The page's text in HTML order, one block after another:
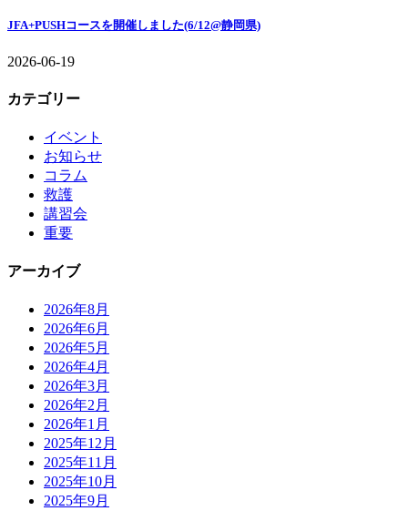
JFA+PUSHコースを開催しました(6/12@静岡県)
2026-06-19
カテゴリー
イベント
お知らせ
コラム
救護
講習会
重要
アーカイブ
2026年8月
2026年6月
2026年5月
2026年4月
2026年3月
2026年2月
2026年1月
2025年12月
2025年11月
2025年10月
2025年9月